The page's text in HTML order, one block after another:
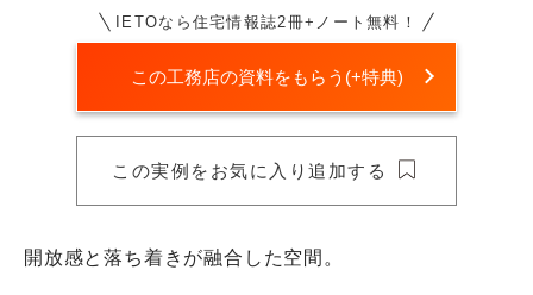
IETOなら住宅情報誌2冊+ノート無料！
この工務店の資料をもらう(+特典)
開放感と落ち着きが融合した空間。